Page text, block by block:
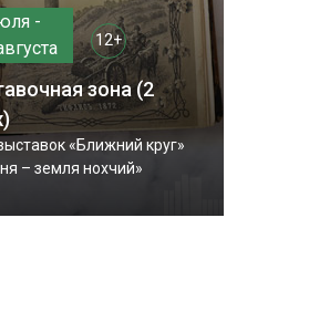
-
12+
зона (2
«Ближний круг»
– земля нохчий»